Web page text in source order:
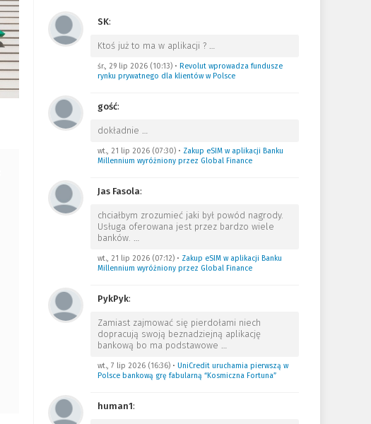
SK:
Ktoś już to ma w aplikacji ? …
śr., 29 lip 2026 (10:13)• Revolut wprowadza fundusze
rynku prywatnego dla klientów w Polsce
gość:
dokładnie …
wt., 21 lip 2026 (07:30)• Zakup eSIM w aplikacji Banku
Millennium wyróżniony przez Global Finance
Jas Fasola:
chciałbym zrozumieć jaki był powód nagrody.
Usługa oferowana jest przez bardzo wiele
banków. …
wt., 21 lip 2026 (07:12)• Zakup eSIM w aplikacji Banku
Millennium wyróżniony przez Global Finance
PykPyk:
Zamiast zajmować się pierdołami niech
dopracują swoją beznadziejną aplikację
bankową bo ma podstawowe …
wt., 7 lip 2026 (16:36)• UniCredit uruchamia pierwszą w
Polsce bankową grę fabularną “Kosmiczna Fortuna”
human1: